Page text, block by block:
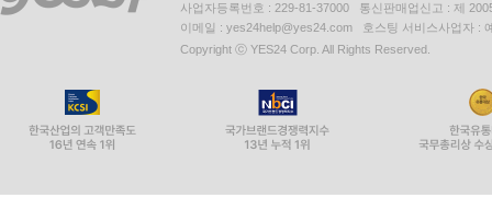
사업자등록번호 : 229-81-37000 통신판매업신고 : 제
이메일 : yes24help@yes24.com 호스팅 서비스사업자 :
Copyright ⓒ YES24 Corp. All Rights Reserved.